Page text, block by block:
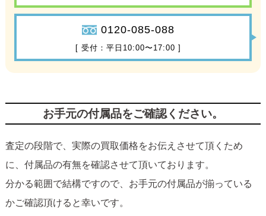
0120-085-088
[ 受付：平日10:00〜17:00 ]
お手元の付属品をご確認ください。
査定の段階で、実際の買取価格をお伝えさせて頂くため
に、付属品の有無を確認させて頂いております。
分かる範囲で結構ですので、お手元の付属品が揃っている
かご確認頂けると幸いです。